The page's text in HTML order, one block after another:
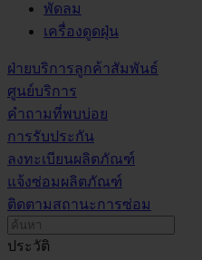
พัดลม
เครื่องดูดฝุ่น
ฝ่ายบริการลูกค้าสัมพันธ์
ศูนย์บริการ
คำถามที่พบบ่อย
การรับประกัน
ลงทะเบียนผลิตภัณฑ์
แจ้งซ่อมผลิตภัณฑ์
ติดตามสถานะการซ่อม
ประวัติ